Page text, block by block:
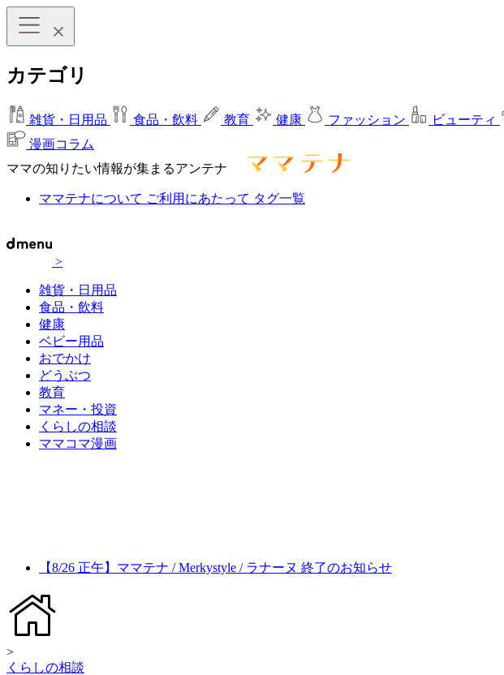
カテゴリ
雑貨・日用品 食品・飲料 教育 健康 ファッション ビューティ
漫画コラム
ママの知りたい情報が集まるアンテナ
ママテナについて ご利用にあたって タグ一覧
>
雑貨・日用品
食品・飲料
健康
ベビー用品
おでかけ
どうぶつ
教育
マネー・投資
くらしの相談
ママコマ漫画
【8/26 正午】ママテナ / Merkystyle / ラナーヌ 終了のお知らせ
>
くらしの相談